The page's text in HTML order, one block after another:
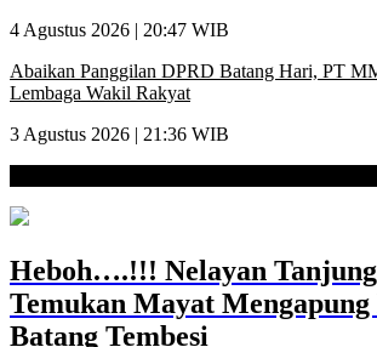
4 Agustus 2026 | 20:47 WIB
Abaikan Panggilan DPRD Batang Hari, PT
Lembaga Wakil Rakyat
3 Agustus 2026 | 21:36 WIB
Heboh….!!! Nelayan
Temukan Mayat Mengapung
Batang Tembesi